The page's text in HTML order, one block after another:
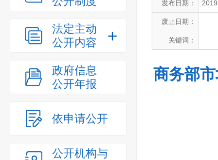
法定主动
公开内容
政府信息
公开年报
依申请公开
公开机构与
发布日期：
废止日期：
关键词：
商务部